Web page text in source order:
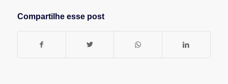
Compartilhe esse post